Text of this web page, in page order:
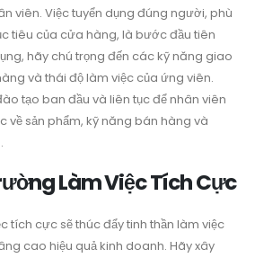
viên. Việc tuyển dụng đúng người, phù
tiêu của cửa hàng, là bước đầu tiên
hãy chú trọng đến các kỹ năng giao
và thái độ làm việc của ứng viên.
tạo ban đầu và liên tục để nhân viên
về sản phẩm, kỹ năng bán hàng và
Làm Việc Tích Cực
tích cực sẽ thúc đẩy tinh thần làm việc
cao hiệu quả kinh doanh. Hãy xây